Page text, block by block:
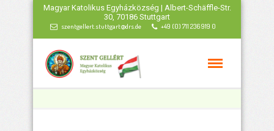
Magyar Katolikus Egyházközség | Albert-Schäffle-Str.
30, 70186 Stuttgart
szentgellert.stuttgart@drs.de +49 (0) 711 236 919 0